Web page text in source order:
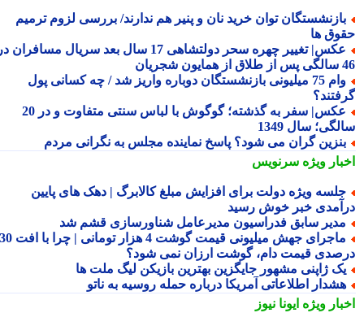
توان خرید نان و پنیر هم ندارند/ بررسی لزوم ترمیم
ها
عکس| تغییر چهره سحر دولتشاهی 17 سال بعد سریال مسافران در
وام 75 میلیونی بازنشستگان دوباره واریز شد / چه کسانی پول
عکس| سفر به گذشته؛ گوگوش با لباس سنتی متفاوت و در 20
سال 1349
گران می شود؟ پاسخ نماینده مجلس به نگرانی مردم
ویژهسرنویس
ویژه دولت برای افزایش مبلغ کالابرگ | دهک های پایین
خبر خوش رسید
سابق فدراسیون مدیرعامل شناورسازی قشم شد
ماجرای جهش میلیونی قیمت گوشت 4 هزار تومانی | چرا با افت 30
قیمت دام، گوشت ارزان نمی شود؟
ژاپنی مشهور جایگزین بهترین بازیکن لیگ ملت ها
اطلاعاتی آمریکا درباره حمله روسیه به ناتو
ویژهایونا نیوز